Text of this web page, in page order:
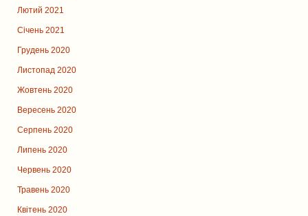
Лютий 2021
Січень 2021
Грудень 2020
Листопад 2020
Жовтень 2020
Вересень 2020
Серпень 2020
Липень 2020
Червень 2020
Травень 2020
Квітень 2020